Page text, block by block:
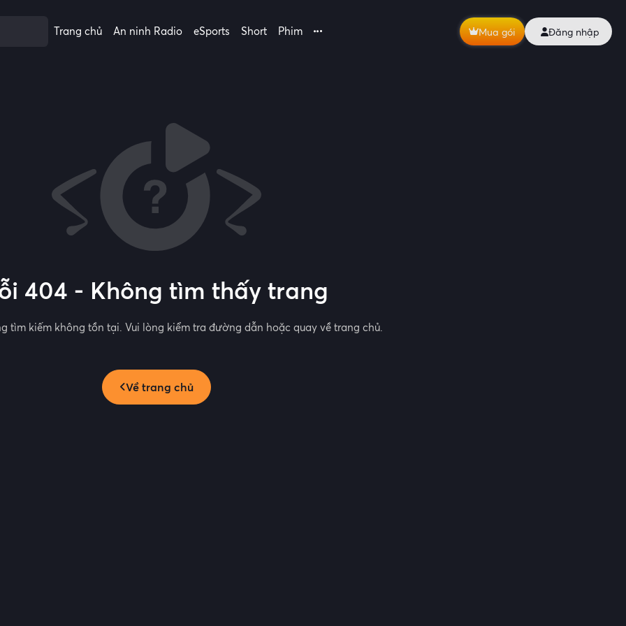
Trang chủ An ninh Radio eSports Short Phim Mua gói Đăng nhập
404 - Không tìm thấy trang
tìm kiếm không tồn tại. Vui lòng kiểm tra đường dẫn hoặc quay về trang chủ.
Về trang chủ